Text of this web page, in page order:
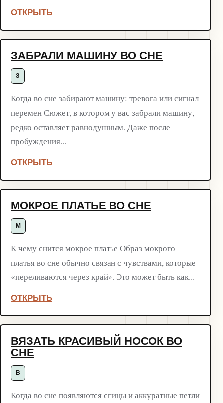
ОТКРЫТЬ
ЗАБРАЛИ МАШИНУ ВО СНЕ
З
Когда во сне забирают машину: тревога или сигнал
перемен Сюжет, в котором у вас забрали машину,
редко оставляет равнодушным. Даже после
пробуждения...
ОТКРЫТЬ
МОКРОЕ ПЛАТЬЕ ВО СНЕ
М
К чему снится мокрое платье Образ мокрого
платья во сне обычно связан с чувствами, которые
«переливаются через край». Это может быть как...
ОТКРЫТЬ
ВЯЗАТЬ КРАСИВЫЙ НОСОК ВО
СНЕ
В
Когда во сне появляются спицы и аккуратные петли